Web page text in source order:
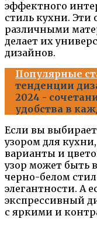
эффектного
стиль кухни.
различными
делает их
дизайнов.
Популярные
тенденции
2024 -
удобства в
Если вы
узором для
варианты и
узор может быть
черно-белом
элегантности. А
экспрессивный
с яркими и